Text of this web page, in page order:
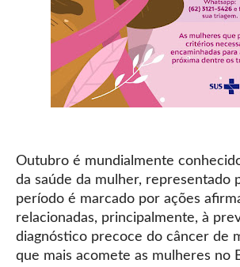
Outubro é mundialmente
da saúde da mulher, representado
período é marcado por ações
relacionadas, principalmente, à
diagnóstico precoce do câncer de
que mais acomete as mulheres no